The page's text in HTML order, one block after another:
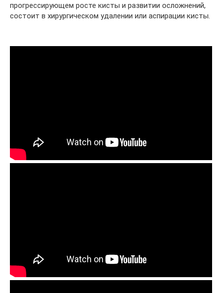
прогрессирующем росте кисты и развитии осложнений,
состоит в хирургическом удалении или аспирации кисты.